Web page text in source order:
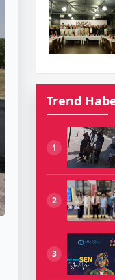
Trend
1
2
3